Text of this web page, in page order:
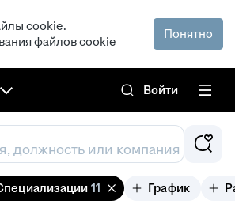
cookie.
файлов cookie
Понятно
Войти
должность или компания
11 График